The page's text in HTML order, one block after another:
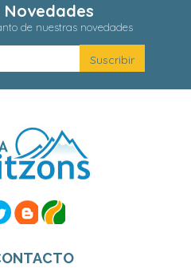
de nuestras novedades